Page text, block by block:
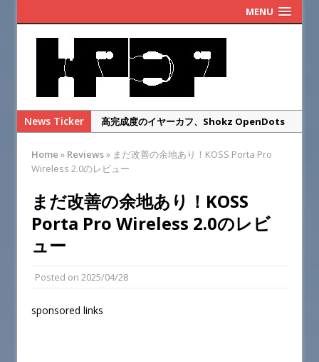
MENU
News Ticker
高完成度のイヤーカフ、Shokz OpenDots
まだ改善の余地あり！KOSS Porta Pro
ゲオのレトロヘッドホンを本家ポタプロと比
較レビュー・・・するまでもなかった
華やかな高域と総合満足度◎SENNHEISER
Home » Reviews» まだ改善の余地あり！KOSS Porta Pro
Wireless 2.0のレビュー
まだ改善の余地あり！KOSS
Porta Pro Wireless 2.0のレビ
ュー
Posted on 2025/04/28
sponsored links